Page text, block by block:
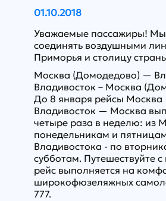
01.10.2018
Уважаемые пассажиры!
соединять воздушными
Приморья и столицу
Москва (Домодедово) —
Владивосток – Москва
До 8 января рейсы
Владивосток — Москва
четыре раза в неделю: из
понедельникам и
Владивостока - по
субботам. Путешествуйте
рейс выполняется на
широкофюзеляжных
777.